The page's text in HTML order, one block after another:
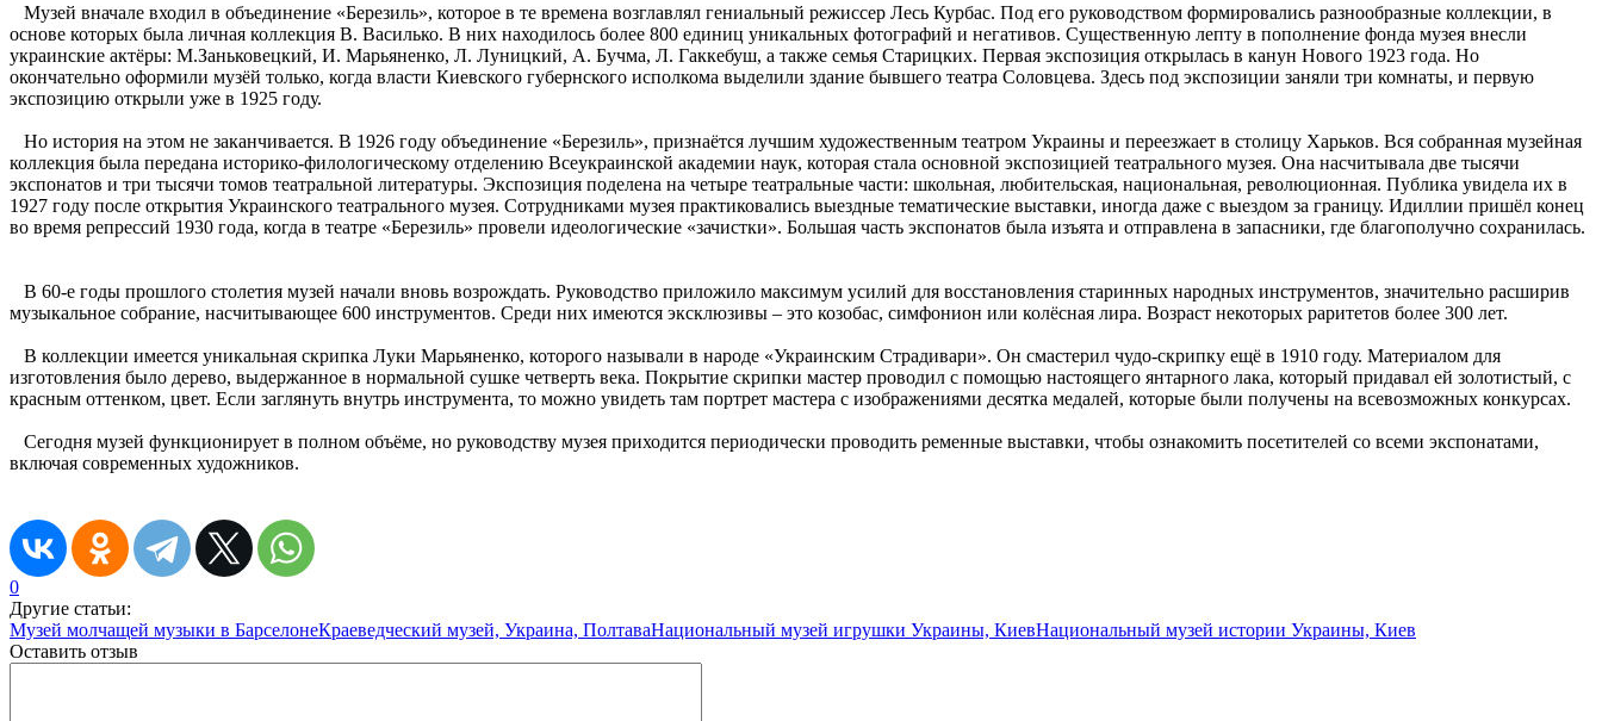
Музей вначале входил в объединение «Березиль», которое в те времена возглавлял гениальный режиссер Лесь Курбас. Под его руководством формировались разнообразные коллекции, в
основе которых была личная коллекция В. Василько. В них находилось более 800 единиц уникальных фотографий и негативов. Существенную лепту в пополнение фонда музея внесли
украинские актёры: М.Заньковецкий, И. Марьяненко, Л. Луницкий, А. Бучма, Л. Гаккебуш, а также семья Старицких. Первая экспозиция открылась в канун Нового 1923 года. Но
окончательно оформили музёй только, когда власти Киевского губернского исполкома выделили здание бывшего театра Соловцева. Здесь под экспозиции заняли три комнаты, и первую
экспозицию открыли уже в 1925 году.
Но история на этом не заканчивается. В 1926 году объединение «Березиль», признаётся лучшим художественным театром Украины и переезжает в столицу Харьков. Вся собранная музейная
коллекция была передана историко-филологическому отделению Всеукраинской академии наук, которая стала основной экспозицией театрального музея. Она насчитывала две тысячи
экспонатов и три тысячи томов театральной литературы. Экспозиция поделена на четыре театральные части: школьная, любительская, национальная, революционная. Публика увидела их в
1927 году после открытия Украинского театрального музея. Сотрудниками музея практиковались выездные тематические выставки, иногда даже с выездом за границу. Идиллии пришёл конец
во время репрессий 1930 года, когда в театре «Березиль» провели идеологические «зачистки». Большая часть экспонатов была изъята и отправлена в запасники, где благополучно сохранилась.
В 60-е годы прошлого столетия музей начали вновь возрождать. Руководство приложило максимум усилий для восстановления старинных народных инструментов, значительно расширив
музыкальное собрание, насчитывающее 600 инструментов. Среди них имеются эксклюзивы – это козобас, симфонион или колёсная лира. Возраст некоторых раритетов более 300 лет.
В коллекции имеется уникальная скрипка Луки Марьяненко, которого называли в народе «Украинским Страдивари». Он смастерил чудо-скрипку ещё в 1910 году. Материалом для
изготовления было дерево, выдержанное в нормальной сушке четверть века. Покрытие скрипки мастер проводил с помощью настоящего янтарного лака, который придавал ей золотистый, с
красным оттенком, цвет. Если заглянуть внутрь инструмента, то можно увидеть там портрет мастера с изображениями десятка медалей, которые были получены на всевозможных конкурсах.
Сегодня музей функционирует в полном объёме, но руководству музея приходится периодически проводить ременные выставки, чтобы ознакомить посетителей со всеми экспонатами,
включая современных художников.
0
Другие статьи:
Музей молчащей музыки в БарселонеКраеведческий музей, Украина, ПолтаваНациональный музей игрушки Украины, КиевНациональный музей истории Украины, Киев
Оставить отзыв